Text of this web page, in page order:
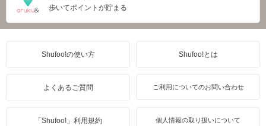
歩いてポイントが貯まる
Shufoo!の使い方 Shufoo!とは
よくあるご質問 ご利用についてのお問い合わせ
「Shufoo!」利用規約 個人情報の取り扱いについて